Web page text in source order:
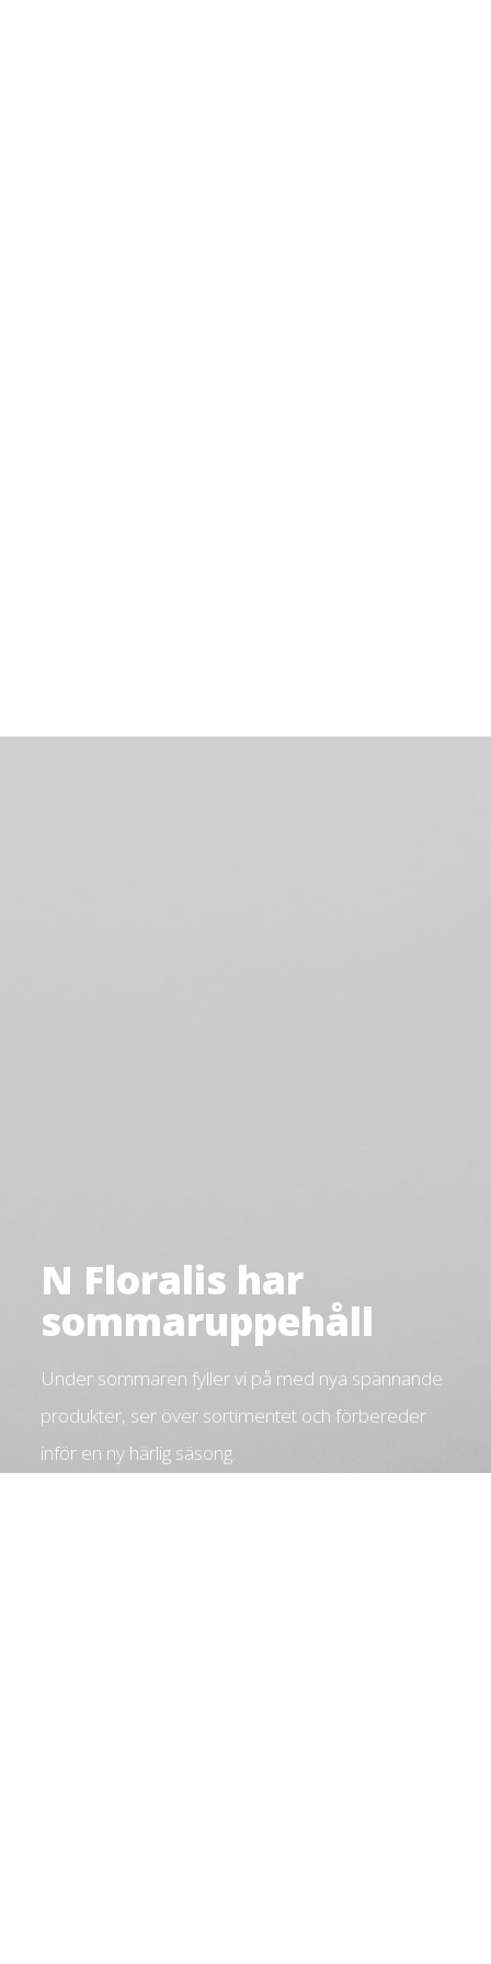
N Floralis har
sommaruppehåll
Under sommaren fyller vi på med nya spännande
produkter, ser över sortimentet och förbereder
inför en ny härlig säsong.